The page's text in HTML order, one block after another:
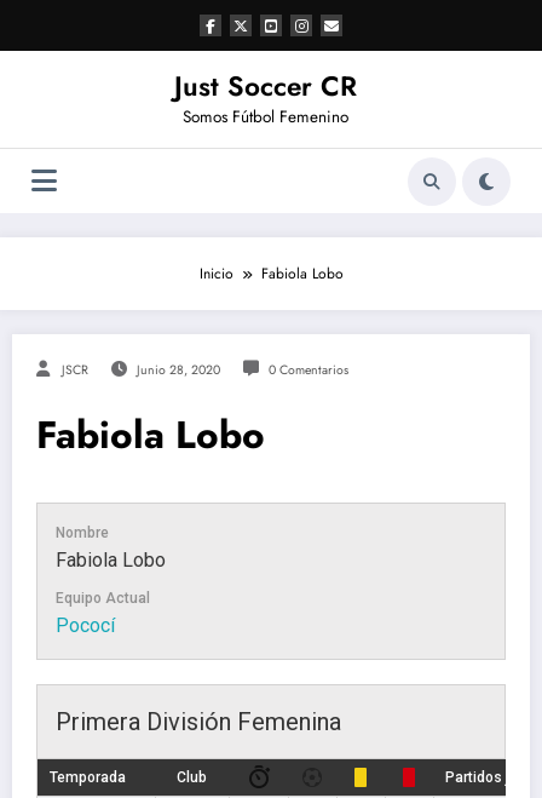
contenido
Just Soccer CR
Somos Fútbol Femenino
Inicio Fabiola Lobo
JSCR Junio 28, 2020 0 Comentarios
Fabiola Lobo
Nombre
Fabiola Lobo
Equipo Actual
Pococí
Primera División Femenina
Temporada Club Partidos